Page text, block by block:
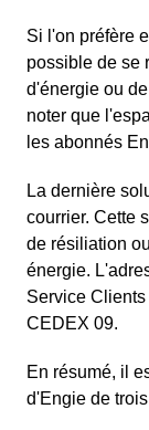
Si l'on préfère
possible de se
d'énergie ou
noter que
les abonnés
La dernière
courrier. Cette
de résiliation
énergie.
Service
CEDEX 09.
En résumé, il
d'Engie de